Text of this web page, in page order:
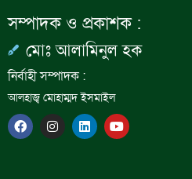
সম্পাদক ও প্রকাশক :
মোঃ আলামিনুল হক
নির্বাহী সম্পাদক :
আলহাজ্ব মোহাম্মদ ইসমাইল
F
a
c
I
n
s
L
i
n
Y
o
u